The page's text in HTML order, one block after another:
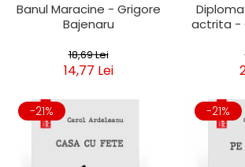
Banul Maracine - Grigore
Bajenaru
18,69 Lei
14,77 Lei
actrita -
-21% -21%